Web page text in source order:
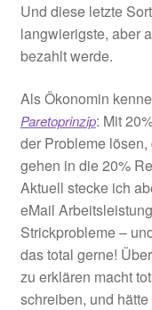
Und diese letzte
langwierigste, aber
bezahlt werde.
Als Ökonomin
Paretoprinzip: Mit
der Probleme
gehen in die 20%
Aktuell stecke ich
eMail
Strickprobleme –
das total gerne!
zu erklären macht
schreiben, und